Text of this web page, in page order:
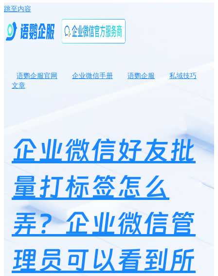
跳至内容
语鹦企服官网 企业微信手册 语鹦企服
私域技巧
文章
企业微信好友批
量打标签怎么
弄？企业微信管
理员可以看到所